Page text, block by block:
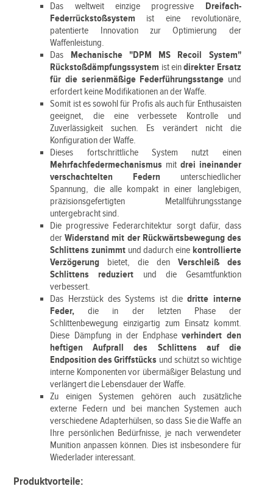
Das weltweit einzige progressive Dreifach-
Federrückstoßsystem ist eine revolutionäre,
patentierte Innovation zur Optimierung der
Waffenleistung.
Das Mechanische "DPM MS Recoil System"
Rückstoßdämpfungssystem ist eindirekter Ersatz
für die serienmäßige Federführungsstange und
erfordert keine Modifikationen an der Waffe.
Somit ist es sowohl für Profis als auch für Enthusaisten
geeignet, die eine verbessete Kontrolle und
Zuverlässigkeit suchen. Es verändert nicht die
Konfiguration der Waffe.
Dieses fortschrittliche System nutzt einen
Mehrfachfedermechanismus mit drei ineinander
verschachtelten Federn unterschiedlicher
Spannung, die alle kompakt in einer langlebigen,
präzisionsgefertigten Metallführungsstange
untergebracht sind.
Die progressive Federarchitektur sorgt dafür, dass
derWiderstand mit der Rückwärtsbewegung des
Schlittens zunimmt und dadurch eine kontrollierte
Verzögerung bietet, die den Verschleiß des
Schlittens reduziert und die Gesamtfunktion
verbessert.
Das Herzstück des Systems ist diedritte interne
Feder, die in der letzten Phase der
Schlittenbewegung einzigartig zum Einsatz kommt.
Diese Dämpfung in der Endphaseverhindert den
heftigen Aufprall des Schlittens auf die
Endposition des Griffstücks und schützt so wichtige
interne Komponenten vor übermäßiger Belastung und
verlängert die Lebensdauer der Waffe.
Zu einigen Systemen gehören auch zusätzliche
externe Federn und bei manchen Systemen auch
verschiedene Adapterhülsen, so dass Sie die Waffe an
Ihre persönlichen Bedürfnisse, je nach verwendeter
Munition anpassen können. Dies ist insbesondere für
Wiederlader interessant.
Produktvorteile: